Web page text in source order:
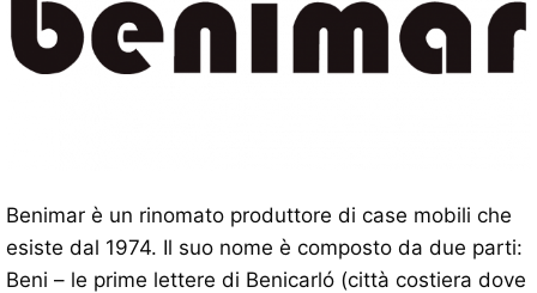
Benimar è un rinomato produttore di case mobili che
esiste dal 1974. Il suo nome è composto da due parti:
Beni – le prime lettere di Benicarló (città costiera dove